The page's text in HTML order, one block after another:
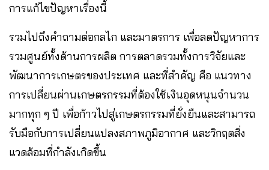
การแก้ไขปัญหาเรื่องนี้
รวมไปถึงคำถามต่อกลไก และมาตรการ เพื่อลดปัญหาการ
รวมศูนย์ทั้งด้านการผลิต การตลาดรวมทั้งการวิจัยและ
พัฒนาการเกษตรของประเทศ และที่สำคัญ คือ แนวทาง
การเปลี่ยนผ่านเกษตรกรรมที่ต้องใช้เงินอุดหนุนจำนวน
มากทุก ๆ ปี เพื่อก้าวไปสู่เกษตรกรรมที่ยั่งยืนและสามารถ
รับมือกับการเปลี่ยนแปลงสภาพภูมิอากาศ และวิกฤตสิ่ง
แวดล้อมที่กำลังเกิดขึ้น